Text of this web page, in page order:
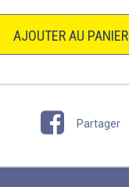
AJOUTER AU PANIER
Partager